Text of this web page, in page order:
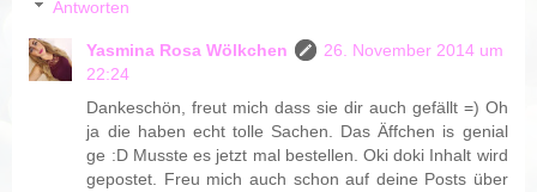
Antworten
Yasmina Rosa Wölkchen
26. November 2014 um
22:24
Dankeschön, freut mich dass sie dir auch gefällt =) Oh
ja die haben echt tolle Sachen. Das Äffchen is genial
ge :D Musste es jetzt mal bestellen. Oki doki Inhalt wird
gepostet. Freu mich auch schon auf deine Posts über